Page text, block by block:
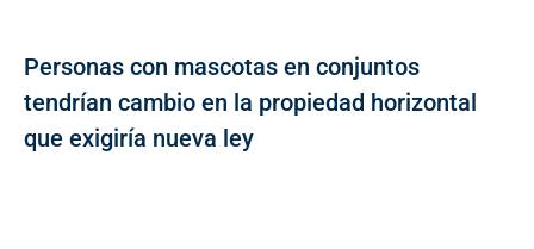
Personas con mascotas en conjuntos
tendrían cambio en la propiedad horizontal
que exigiría nueva ley